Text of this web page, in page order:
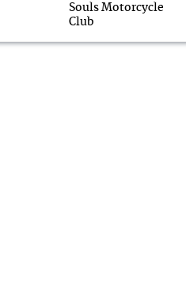
Souls Motorcycle
Club